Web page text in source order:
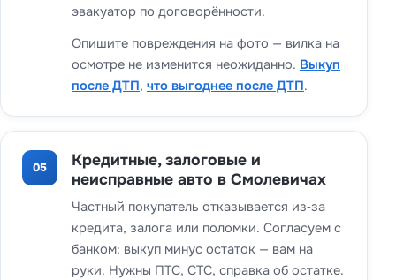
эвакуатор по договорённости.
Опишите повреждения на фото — вилка на
осмотре не изменится неожиданно. Выкуп
после ДТП, что выгоднее после ДТП.
05
Кредитные, залоговые и
неисправные авто в Смолевичах
Частный покупатель отказывается из‑за
кредита, залога или поломки. Согласуем с
банком: выкуп минус остаток — вам на
руки. Нужны ПТС, СТС, справка об остатке.